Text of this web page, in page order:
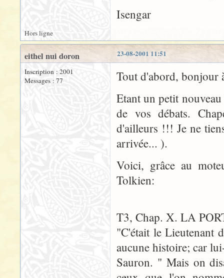
Isengar
Hors ligne
23-08-2001 11:51
eithel nui doron
Inscription : 2001
Messages : 77
Tout d'abord, bonjour
Etant un petit
de vos débats.
d'ailleurs !!! Je ne
arrivée... ).
Voici, grâce au
Tolkien:
T3, Chap. X. LA
"C'était le Lieutenant
aucune histoire; car
Sauron. " Mais on